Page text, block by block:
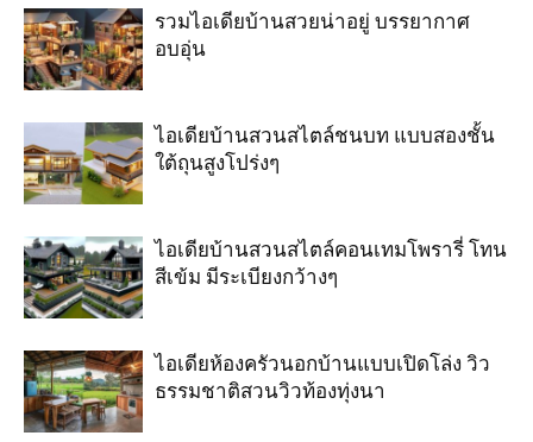
รวมไอเดียบ้านสวยน่าอยู่ บรรยากาศ
อบอุ่น
ไอเดียบ้านสวนสไตล์ชนบท แบบสองชั้น
ใต้ถุนสูงโปร่งๆ
ไอเดียบ้านสวนสไตล์คอนเทมโพรารี่ โทน
สีเข้ม มีระเบียงกว้างๆ
ไอเดียห้องครัวนอกบ้านแบบเปิดโล่ง วิว
ธรรมชาติสวนวิวท้องทุ่งนา